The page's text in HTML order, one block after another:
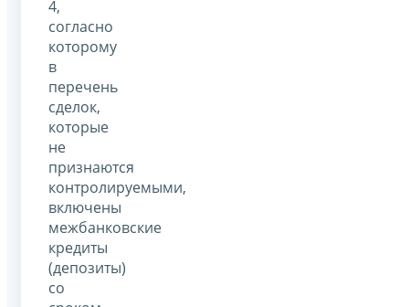
4,
согласно
которому
в
перечень
сделок,
которые
не
признаются
контролируемыми,
включены
межбанковские
кредиты
(депозиты)
со